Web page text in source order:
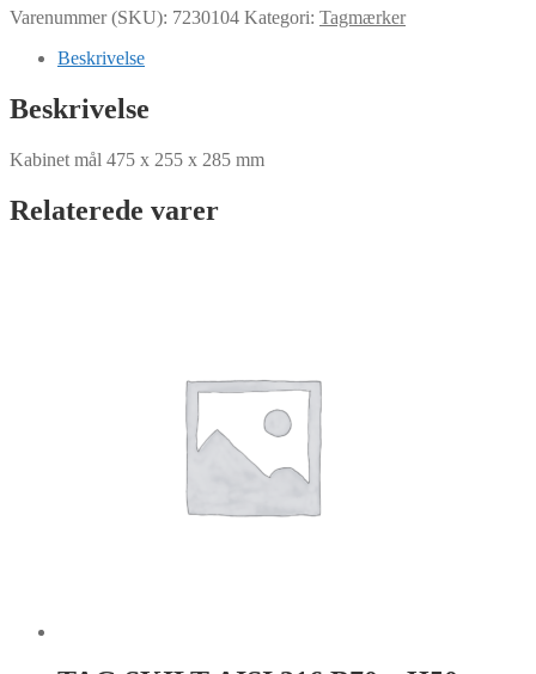
Varenummer (SKU): 7230104 Kategori: Tagmærker
Beskrivelse
Beskrivelse
Kabinet mål 475 x 255 x 285 mm
Relaterede varer